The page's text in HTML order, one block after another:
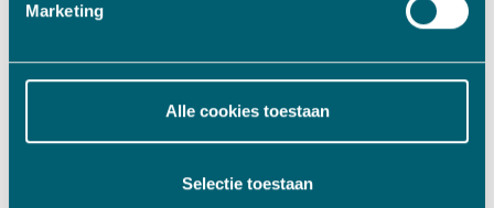
Marketing
Alle cookies toestaan
Selectie toestaan